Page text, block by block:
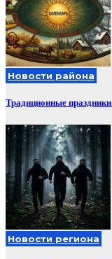
Новости района
Традиционные
Новости региона